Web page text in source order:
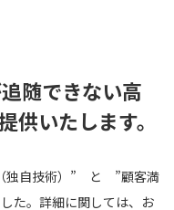
追随できない高
供いたします。
独自技術）” と ”顧客満
た。詳細に関しては、お